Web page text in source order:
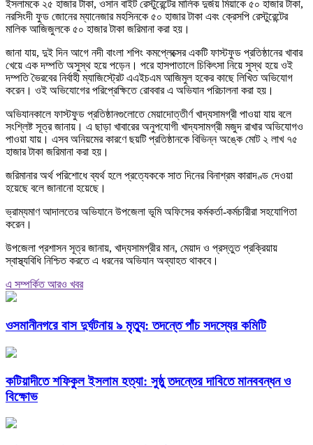
ইসলামকে ২৫ হাজার টাকা, ওসান বাইট রেস্টুরেন্টের মালিক দুর্জয় মিয়াকে ৫০ হাজার টাকা,
নরসিংদী ফুড জোনের ম্যানেজার মহসিনকে ৫০ হাজার টাকা এবং ক্রেসপি রেস্টুরেন্টের
মালিক আজিজুলকে ৫০ হাজার টাকা জরিমানা করা হয়।
জানা যায়, দুই দিন আগে নদী বাংলা শপিং কমপ্লেক্সের একটি ফাস্টফুড প্রতিষ্ঠানের খাবার
খেয়ে এক দম্পতি অসুস্থ হয়ে পড়েন। পরে হাসপাতালে চিকিৎসা নিয়ে সুস্থ হয়ে ওই
দম্পতি ভৈরবের নির্বাহী ম্যাজিস্ট্রেট এএইচএম আজিমুল হকের কাছে লিখিত অভিযোগ
করেন। ওই অভিযোগের পরিপ্রেক্ষিতে রোববার এ অভিযান পরিচালনা করা হয়।
অভিযানকালে ফাস্টফুড প্রতিষ্ঠানগুলোতে মেয়াদোত্তীর্ণ খাদ্যসামগ্রী পাওয়া যায় বলে
সংশ্লিষ্ট সূত্র জানায়। এ ছাড়া খাবারের অনুপযোগী খাদ্যসামগ্রী মজুদ রাখার অভিযোগও
পাওয়া যায়। এসব অনিয়মের কারণে ছয়টি প্রতিষ্ঠানকে বিভিন্ন অঙ্কে মোট ২ লাখ ৭৫
হাজার টাকা জরিমানা করা হয়।
জরিমানার অর্থ পরিশোধে ব্যর্থ হলে প্রত্যেককে সাত দিনের বিনাশ্রম কারাদণ্ড দেওয়া
হয়েছে বলে জানানো হয়েছে।
ভ্রাম্যমাণ আদালতের অভিযানে উপজেলা ভূমি অফিসের কর্মকর্তা-কর্মচারীরা সহযোগিতা
করেন।
উপজেলা প্রশাসন সূত্র জানায়, খাদ্যসামগ্রীর মান, মেয়াদ ও প্রস্তুত প্রক্রিয়ায়
স্বাস্থ্যবিধি নিশ্চিত করতে এ ধরনের অভিযান অব্যাহত থাকবে।
এ সম্পর্কিত আরও খবর
ওসমানীনগরে বাস দুর্ঘটনায় ৯ মৃত্যু: তদন্তে পাঁচ সদস্যের কমিটি
কটিয়াদীতে শফিকুল ইসলাম হত্যা: সুষ্ঠু তদন্তের দাবিতে মানববন্ধন ও
বিক্ষোভ